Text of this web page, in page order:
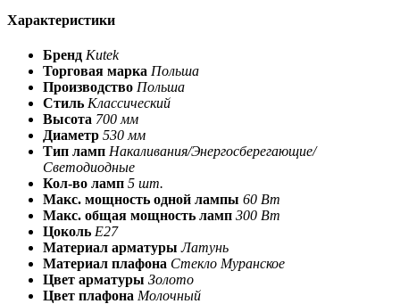
Характеристики
Бренд Kutek
Торговая марка Польша
Производство Польша
Стиль Классический
Высота 700 мм
Диаметр 530 мм
Тип ламп Накаливания/Энергосберегающие/
Светодиодные
Кол-во ламп 5 шт.
Макс. мощность одной лампы 60 Вт
Макс. общая мощность ламп 300 Вт
Цоколь E27
Материал арматуры Латунь
Материал плафона Стекло Муранское
Цвет арматуры Золото
Цвет плафона Молочный